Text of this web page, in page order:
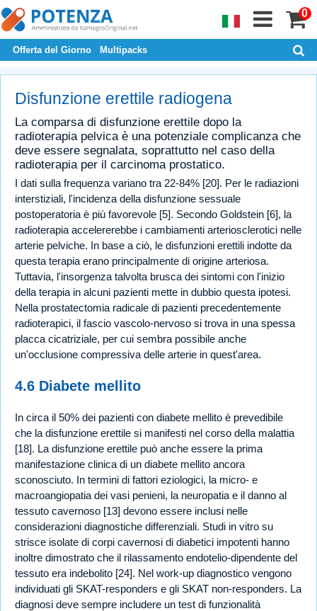
0
Offerta del Giorno Multipacks
Disfunzione erettile radiogena
La comparsa di disfunzione erettile dopo la
radioterapia pelvica è una potenziale complicanza che
deve essere segnalata, soprattutto nel caso della
radioterapia per il carcinoma prostatico.
I dati sulla frequenza variano tra 22-84% [20]. Per le radiazioni
interstiziali, l'incidenza della disfunzione sessuale
postoperatoria è più favorevole [5]. Secondo Goldstein [6], la
radioterapia accelererebbe i cambiamenti arteriosclerotici nelle
arterie pelviche. In base a ciò, le disfunzioni erettili indotte da
questa terapia erano principalmente di origine arteriosa.
Tuttavia, l'insorgenza talvolta brusca dei sintomi con l'inizio
della terapia in alcuni pazienti mette in dubbio questa ipotesi.
Nella prostatectomia radicale di pazienti precedentemente
radioterapici, il fascio vascolo-nervoso si trova in una spessa
placca cicatriziale, per cui sembra possibile anche
un'occlusione compressiva delle arterie in quest'area.
4.6 Diabete mellito
In circa il 50% dei pazienti con diabete mellito è prevedibile
che la disfunzione erettile si manifesti nel corso della malattia
[18]. La disfunzione erettile può anche essere la prima
manifestazione clinica di un diabete mellito ancora
sconosciuto. In termini di fattori eziologici, la micro- e
macroangiopatia dei vasi penieni, la neuropatia e il danno al
tessuto cavernoso [13] devono essere inclusi nelle
considerazioni diagnostiche differenziali. Studi in vitro su
strisce isolate di corpi cavernosi di diabetici impotenti hanno
inoltre dimostrato che il rilassamento endotelio-dipendente del
tessuto era indebolito [24]. Nel work-up diagnostico vengono
individuati gli SKAT-responders e gli SKAT non-responders. La
diagnosi deve sempre includere un test di funzionalità